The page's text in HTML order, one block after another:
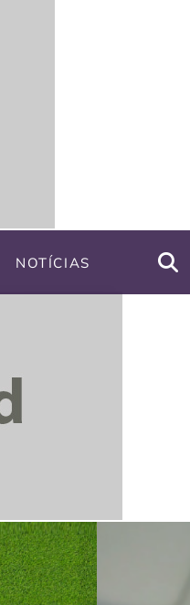
NOTÍCIAS